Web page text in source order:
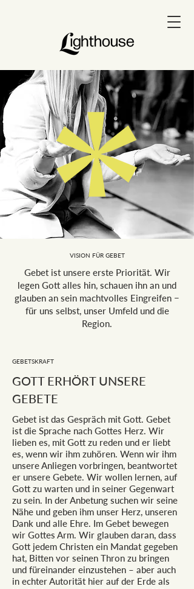
VISION FÜR GEBET
Gebet ist unsere erste Priorität. Wir
legen Gott alles hin, schauen ihn an und
glauben an sein machtvolles Eingreifen −
für uns selbst, unser Umfeld und die
Region.
GEBETSKRAFT
GOTT ERHÖRT UNSERE
GEBETE
Gebet ist das Gespräch mit Gott. Gebet
ist die Sprache nach Gottes Herz. Wir
lieben es, mit Gott zu reden und er liebt
es, wenn wir ihm zuhören. Wenn wir ihm
unsere Anliegen vorbringen, beantwortet
er unsere Gebete. Wir wollen lernen, auf
Gott zu warten und in seiner Gegenwart
zu sein. In der Anbetung suchen wir seine
Nähe und geben ihm unser Herz, unseren
Dank und alle Ehre. Im Gebet bewegen
wir Gottes Arm. Wir glauben daran, dass
Gott jedem Christen ein Mandat gegeben
hat, Bitten vor seinen Thron zu bringen
und füreinander einzustehen – aber auch
in echter Autorität hier auf der Erde als